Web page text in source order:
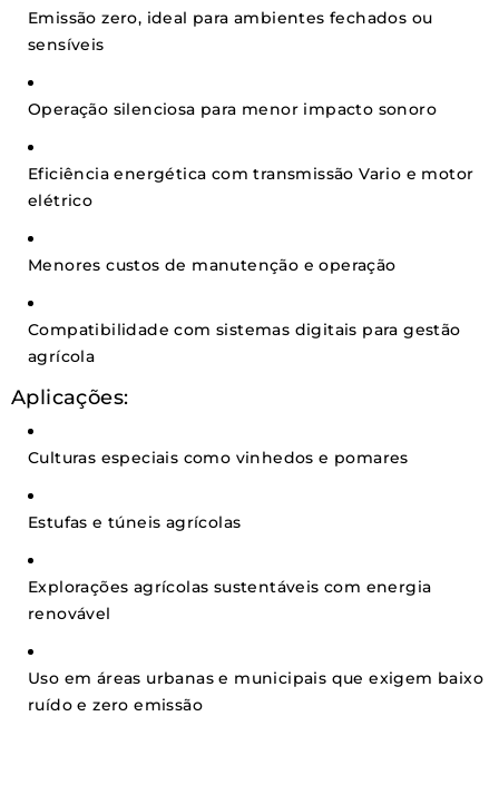
Emissão zero, ideal para ambientes fechados ou
sensíveis
Operação silenciosa para menor impacto sonoro
Eficiência energética com transmissão Vario e motor
elétrico
Menores custos de manutenção e operação
Compatibilidade com sistemas digitais para gestão
agrícola
Aplicações:
Culturas especiais como vinhedos e pomares
Estufas e túneis agrícolas
Explorações agrícolas sustentáveis com energia
renovável
Uso em áreas urbanas e municipais que exigem baixo
ruído e zero emissão